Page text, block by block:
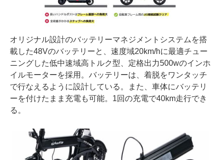
オリジナル設計のバッテリーマネジメントシステムを搭
載した48Vのバッテリーと、速度域20km/hに最適チュー
ニングした低中速域高トルク型、定格出力500wのインホ
イルモーターを採用。バッテリーは、着脱をワンタッチ
で行なえるように設計している。また、車体にバッテリ
ーを付けたまま充電も可能。1回の充電で40km走行でき
る。